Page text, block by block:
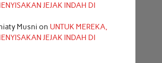
JEJAK INDAH DI
Musni on UNTUK MEREKA,
JEJAK INDAH DI